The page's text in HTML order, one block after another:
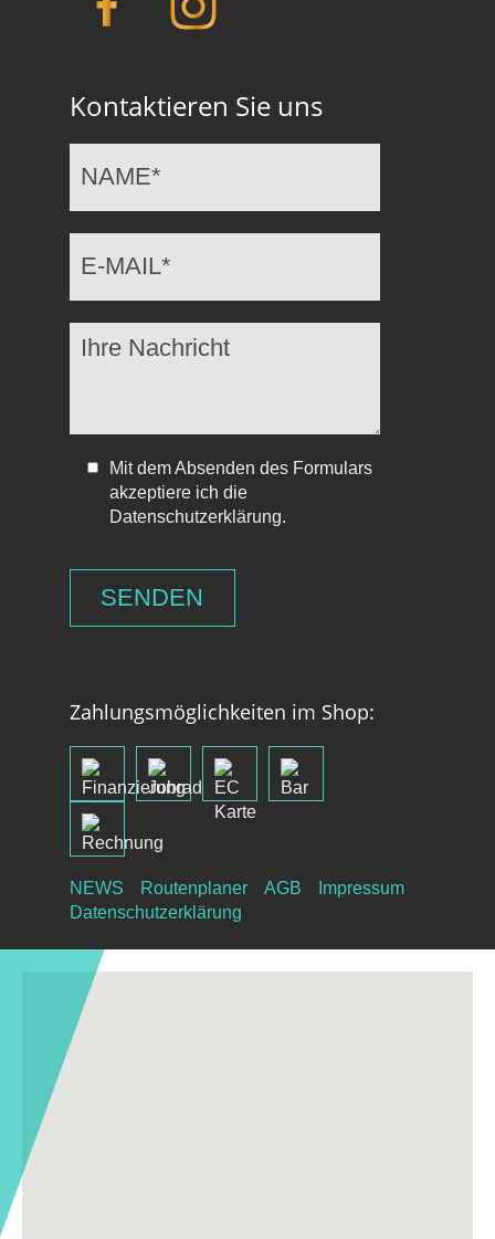
Kontaktieren Sie uns
Mit dem Absenden des Formulars
akzeptiere ich die
Datenschutzerklärung.
Zahlungsmöglichkeiten im Shop:
NEWS Routenplaner AGB
Impressum
Datenschutzerklärung